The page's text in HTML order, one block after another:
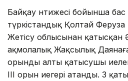
Байқау нәтижесі бойынша бас
түркістандық Қолтай Феруза
Жетісу облысынан қатысқан
ақмолалық Жақсылық
орынды алты қатысушы
ІІІ орын иегері атанды. 3